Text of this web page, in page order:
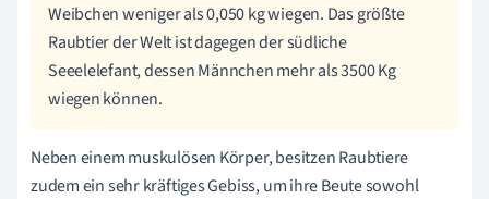
Weibchen weniger als 0,050 kg wiegen. Das größte
Raubtier der Welt ist dagegen der südliche
Seeelelefant, dessen Männchen mehr als 3500 Kg
wiegen können.
Neben einem muskulösen Körper, besitzen Raubtiere
zudem ein sehr kräftiges Gebiss, um ihre Beute sowohl